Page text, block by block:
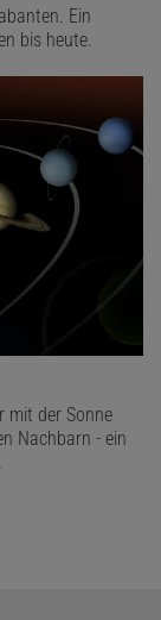
Ein
bis heute.
mit der Sonne
Nachbarn - ein